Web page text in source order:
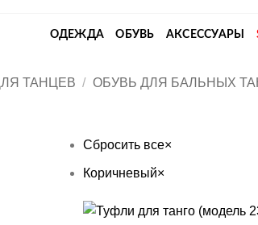
ОДЕЖДА ОБУВЬ АКСЕССУАРЫ
ТАНЦЕВ / ОБУВЬ ДЛЯ БАЛЬНЫХ
Сбросить все×
Коричневый×
+